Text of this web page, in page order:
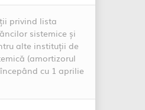
privind lista
sistemice și
alte instituții de
(amortizorul
cu 1 aprilie